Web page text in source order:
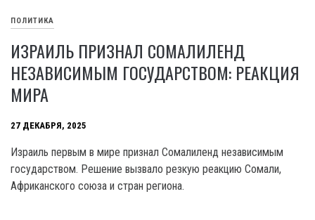
ПОЛИТИКА
ИЗРАИЛЬ ПРИЗНАЛ СОМАЛИЛЕНД
НЕЗАВИСИМЫМ ГОСУДАРСТВОМ: РЕАКЦИЯ
МИРА
27 ДЕКАБРЯ, 2025
Израиль первым в мире признал Сомалиленд независимым
государством. Решение вызвало резкую реакцию Сомали,
Африканского союза и стран региона.